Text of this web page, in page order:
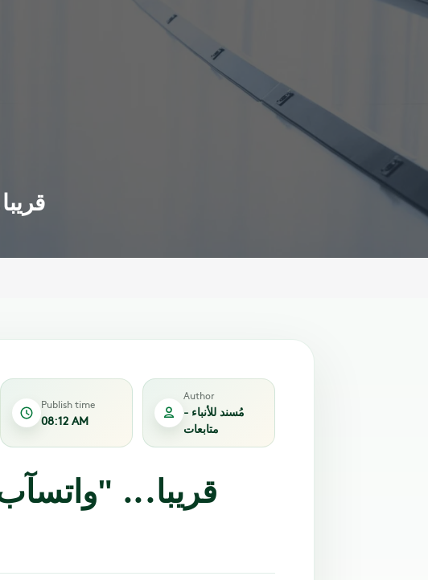
Publish time
08:12 AM
Author
مُسند للأنباء -
متابعات
قريبا...